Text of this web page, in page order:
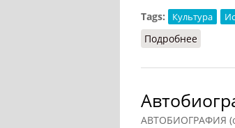
Tags:
Культура
Подробнее
АВТОБИОГРАФИЯ